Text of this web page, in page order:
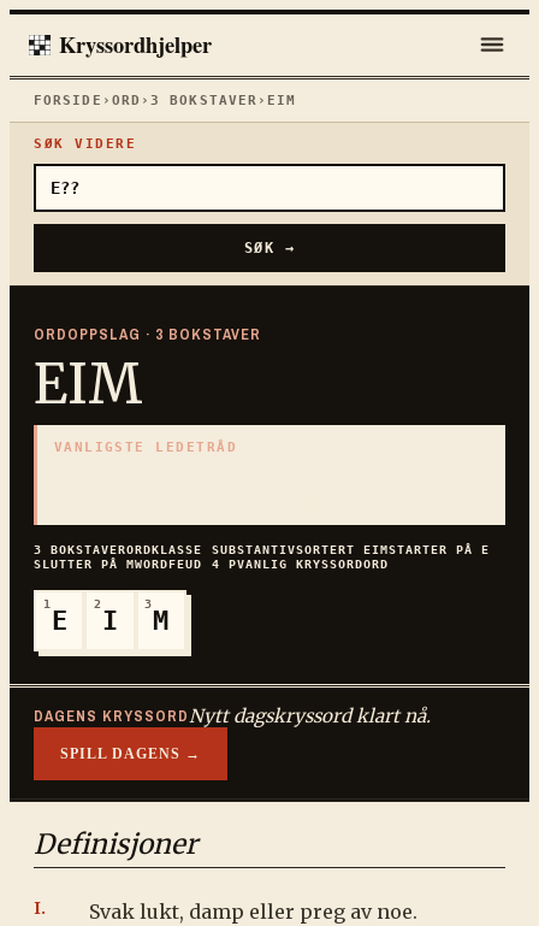
Kryssordhjelper
FORSIDE › ORD ›3 BOKSTAVER › EIM
SØK VIDERE
SØK →
ORDOPPSLAG · 3 BOKSTAVER
EIM
VANLIGSTE LEDETRÅD
3 BOKSTAVERORDKLASSE SUBSTANTIVSORTERT EIMSTARTER PÅE
SLUTTER PÅMWORDFEUD 4 PVANLIG KRYSSORDORD
1
E
2
I
3
M
DAGENS KRYSSORDNytt dagskryssord klart nå.
SPILL DAGENS →
Definisjoner
Svak lukt, damp eller preg av noe.